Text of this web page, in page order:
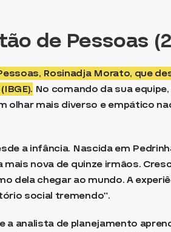
de Pessoas
Rosinadja Morato, que
No comando da sua
mais diverso e empático
a infância. Nascida em
nova de quinze irmãos.
dela chegar ao mundo. A
social tremendo”.
analista de planejamento